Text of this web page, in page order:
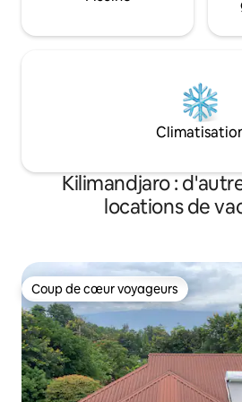
Kilimandjaro :
locations de
Coup de cœur voyageurs
Coup de cœur voyageurs